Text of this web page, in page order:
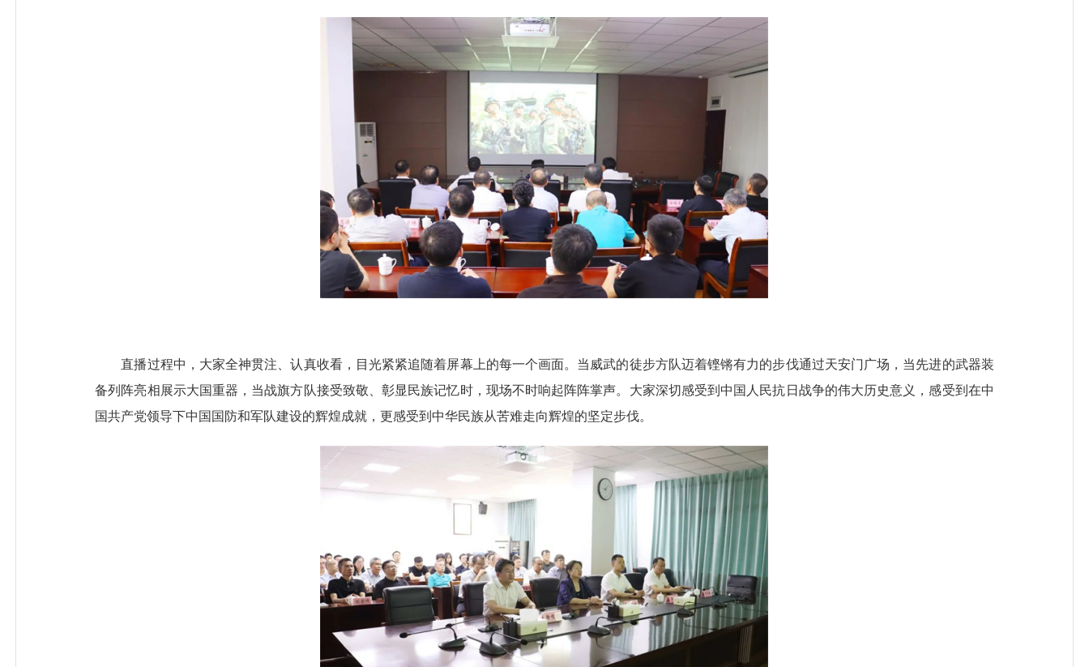
直播过程中，大家全神贯注、认真收看，目光紧紧追随着屏幕上的每一个画面。当威武的徒步方队迈着铿锵有力的步伐通过天安门广场，当先进的武器装
备列阵亮相展示大国重器，当战旗方队接受致敬、彰显民族记忆时，现场不时响起阵阵掌声。大家深切感受到中国人民抗日战争的伟大历史意义，感受到在中
国共产党领导下中国国防和军队建设的辉煌成就，更感受到中华民族从苦难走向辉煌的坚定步伐。